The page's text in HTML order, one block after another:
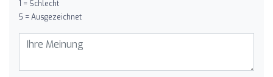
1 = Schlecht
5 = Ausgezeichnet